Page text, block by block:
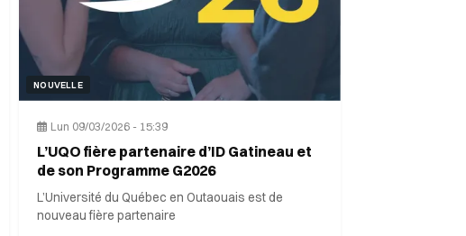
NOUVELLE
Lun 09/03/2026 - 15:39
L’UQO fière partenaire d’ID Gatineau et
de son Programme G2026
L’Université du Québec en Outaouais est de
nouveau fière partenaire